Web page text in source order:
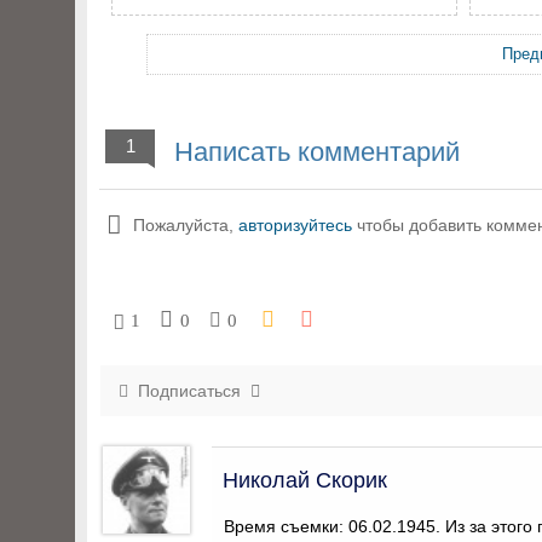
1 Написать комментарий
Пожалуйста, авторизуйтесь чтобы добавить
1 0 0
Подписаться
Николай Скорик
Время съемки: 06.02.1945. Из за этого